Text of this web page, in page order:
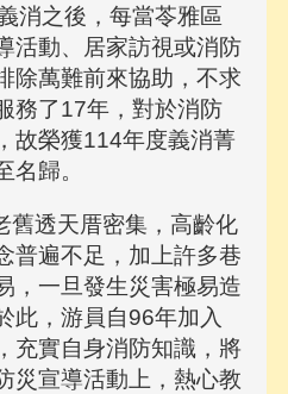
消之後，每當苓雅區
活動、居家訪視或消防
除萬難前來協助，不求
務了17年，對於消防
故榮獲114年度義消菁
名歸。
透天厝密集，高齡化
普遍不足，加上許多巷
，一旦發生災害極易造
此，游員自96年加入
充實自身消防知識，將
災宣導活動上，熱心教